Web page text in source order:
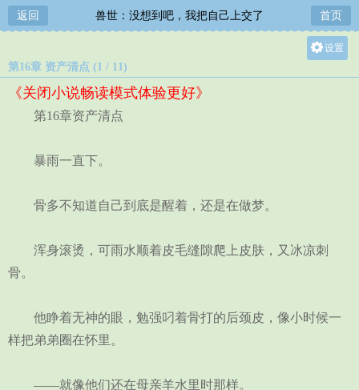
返回 兽世：没想到吧，我把自己上交了 首页
设置
第16章 资产清点 (1 / 11)
《关闭小说畅读模式体验更好》
第16章资产清点
暴雨一直下。
骨多不知道自己到底是醒着，还是在做梦。
浑身滚烫，可雨水顺着皮毛缝隙爬上皮肤，又冰凉刺
骨。
他睁着无神的眼，勉强叼着骨打的后颈皮，像小时候一
样把弟弟圈在怀里。
——就像他们还在母亲羊水里时那样。